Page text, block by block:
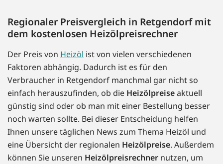
Regionaler Preisvergleich in Retgendorf mit
dem kostenlosen Heizölpreisrechner
Der Preis von Heizöl ist von vielen verschiedenen
Faktoren abhängig. Dadurch ist es für den
Verbraucher in Retgendorf manchmal gar nicht so
einfach herauszufinden, ob die Heizölpreiseaktuell
günstig sind oder ob man mit einer Bestellung besser
noch warten sollte. Bei dieser Entscheidung helfen
Ihnen unsere täglichen News zum Thema Heizöl und
eine Übersicht der regionalen Heizölpreise. Außerdem
können Sie unseren Heizölpreisrechner nutzen, um